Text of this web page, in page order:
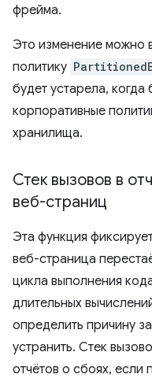
фрейма.
Это изменение можно
политику
будет устарела, когда
корпоративные
хранилища.
Стек вызовов в
веб-страниц
Эта функция
веб-страница
цикла выполнения
длительных
определить причину
устранить. Стек
отчётов о сбоях, если